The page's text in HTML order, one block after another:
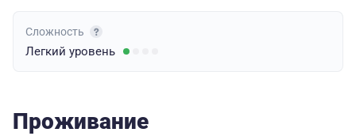
Сложность
Легкий уровень
Проживание